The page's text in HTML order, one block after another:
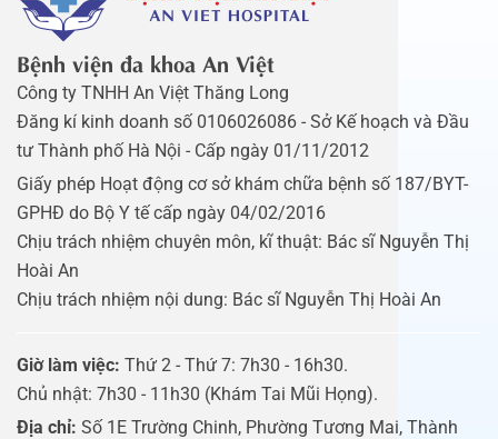
Bệnh viện đa khoa An Việt
Công ty TNHH An Việt Thăng Long
Đăng kí kinh doanh số 0106026086 - Sở Kế hoạch và Đầu
tư Thành phố Hà Nội - Cấp ngày 01/11/2012
Giấy phép Hoạt động cơ sở khám chữa bệnh số 187/BYT-
GPHĐ do Bộ Y tế cấp ngày 04/02/2016
Chịu trách nhiệm chuyên môn, kĩ thuật: Bác sĩ Nguyễn Thị
Hoài An
Chịu trách nhiệm nội dung: Bác sĩ Nguyễn Thị Hoài An
Giờ làm việc: Thứ 2 - Thứ 7: 7h30 - 16h30.
Chủ nhật: 7h30 - 11h30 (Khám Tai Mũi Họng).
Địa chỉ: Số 1E Trường Chinh, Phường Tương Mai, Thành